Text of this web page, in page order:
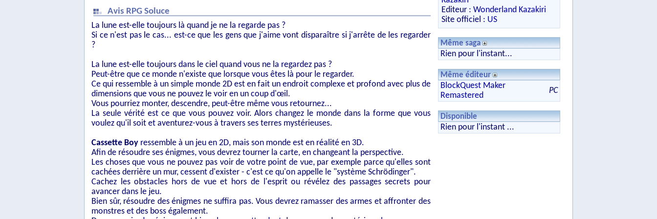
Avis RPG Soluce
La lune est-elle toujours là quand je ne la regarde pas ?
Si ce n'est pas le cas... est-ce que les gens que j'aime vont disparaître si j'arrête de les regarder
?
La lune est-elle toujours dans le ciel quand vous ne la regardez pas ?
Peut-être que ce monde n'existe que lorsque vous êtes là pour le regarder.
Ce qui ressemble à un simple monde 2D est en fait un endroit complexe et profond avec plus de
dimensions que vous ne pouvez le voir en un coup d'œil.
Vous pourriez monter, descendre, peut-être même vous retournez...
La seule vérité est ce que vous pouvez voir. Alors changez le monde dans la forme que vous
voulez qu'il soit et aventurez-vous à travers ses terres mystérieuses.
Cassette Boy ressemble à un jeu en 2D, mais son monde est en réalité en 3D.
Afin de résoudre ses énigmes, vous devrez tourner la carte, en changeant la perspective.
Les choses que vous ne pouvez pas voir de votre point de vue, par exemple parce qu'elles sont
cachées derrière un mur, cessent d'exister - c'est ce qu'on appelle le "système Schrödinger".
Cachez les obstacles hors de vue et hors de l'esprit ou révélez des passages secrets pour
avancer dans le jeu.
Bien sûr, résoudre des énigmes ne suffira pas. Vous devrez ramasser des armes et affronter des
monstres et des boss également.
Editeur : Wonderland Kazakiri
Site officiel : US
Même saga
Rien pour l'instant...
Même éditeur
BlockQuest Maker
Remastered
PC
Disponible
Rien pour l'instant ...